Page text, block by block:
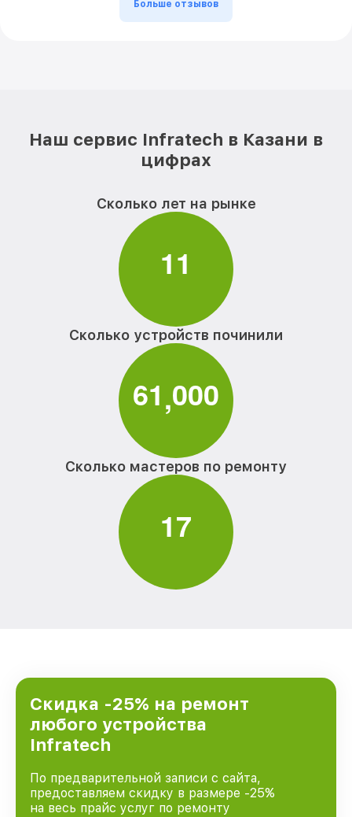
Больше отзывов
Наш сервис Infratech в Казани в
цифрах
Сколько лет на рынке
11
Сколько устройств починили
61,000
Сколько мастеров по ремонту
17
Скидка -25% на ремонт
любого устройства
Infratech
По предварительной записи с сайта,
предоставляем скидку в размере -25%
на весь прайс услуг по ремонту